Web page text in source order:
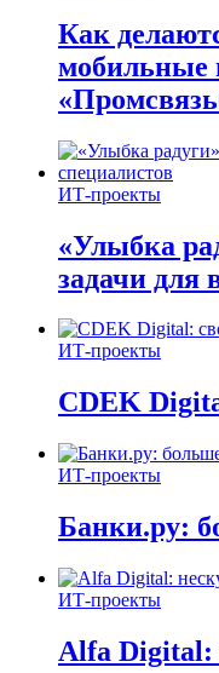
Как
мобильные
ИТ-проекты
«Улыбка
задачи для
ИТ-проекты
CDEK
ИТ-проекты
Банки.ру:
ИТ-проекты
Alfa Digital: